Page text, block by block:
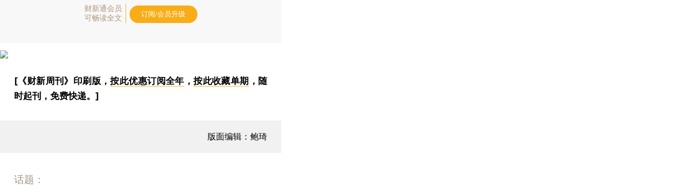
财新通会员
可畅读全文
订阅/会员升级
[《财新周刊》印刷版，按此优惠订阅全年 ，按此收藏单期 ，随
时起刊，免费快递。]
版面编辑：鲍琦
话题：